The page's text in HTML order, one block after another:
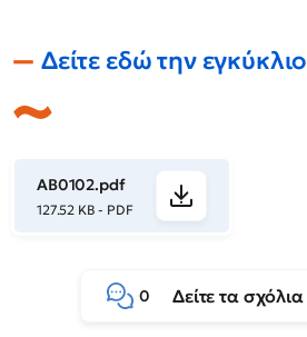
Δείτε εδώ την εγκύκλιο
ΑΒ0102.pdf
127.52 KB - PDF
0 Δείτε τα σχόλια